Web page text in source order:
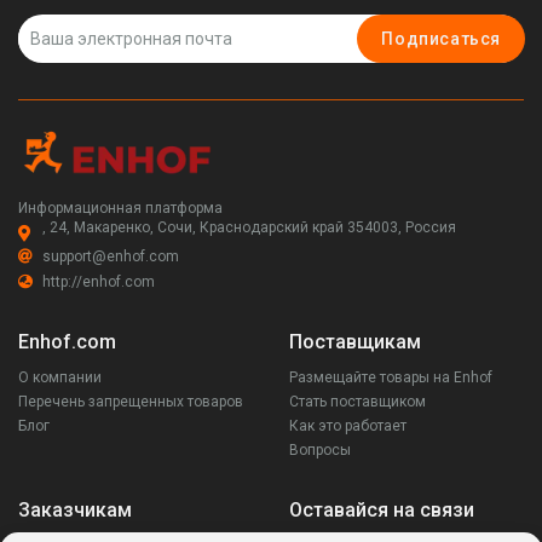
Подписаться
Информационная платформа
, 24, Макаренко, Сочи, Краснодарский край 354003, Россия
support@enhof.com
http://enhof.com
Enhof.com
О компании
Перечень запрещенных товаров
Блог
Поставщикам
Размещайте товары на Enhof
Стать поставщиком
Как это работает
Вопросы
Заказчикам Оставайся на связи